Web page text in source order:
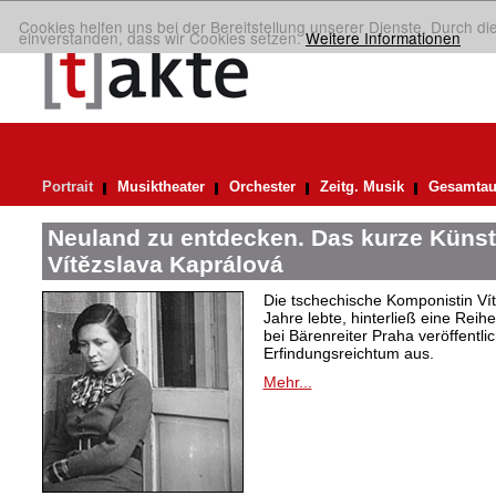
Cookies helfen uns bei der Bereitstellung unserer Dienste. Durch
einverstanden, dass wir Cookies setzen.Weitere Informationen
Portrait Musiktheater Orchester Zeitg. Musik
Neuland zu entdecken. Das kurze
Vítězslava Kaprálová
Die tschechische Komponistin
Jahre lebte, hinterließ eine
bei Bärenreiter Praha
Erfindungsreichtum aus.
Mehr...